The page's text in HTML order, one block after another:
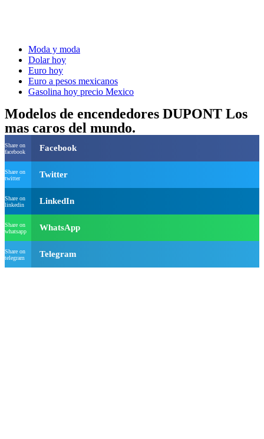
Moda y moda
Dolar hoy
Euro hoy
Euro a pesos mexicanos
Gasolina hoy precio Mexico
Modelos de encendedores DUPONT Los
mas caros del mundo.
Share on
facebook
Facebook
Share on
twitter
Twitter
Share on
linkedin
LinkedIn
Share on
whatsapp
WhatsApp
Share on
telegram
Telegram